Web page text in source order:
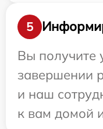
5
Вы получите
завершении
и наш
к вам домой